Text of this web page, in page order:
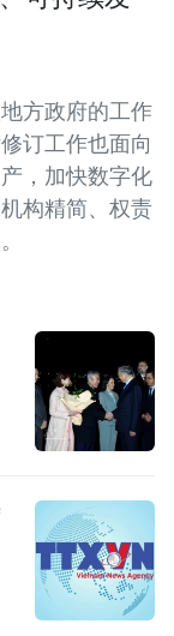
方政府的工作
订工作也面向
，加快数字化
构精简、权责